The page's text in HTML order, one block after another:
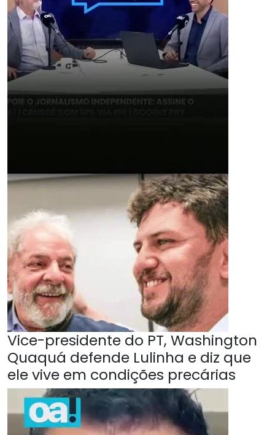
Vice-presidente do PT, Washington
Quaquá defende Lulinha e diz que
ele vive em condições precárias